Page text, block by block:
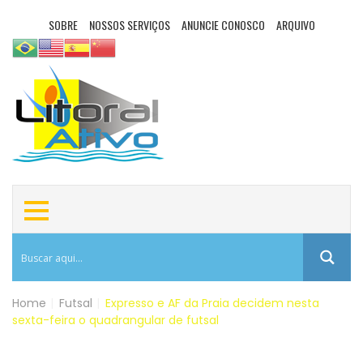
SOBRE NOSSOS SERVIÇOS ANUNCIE CONOSCO ARQUIVO
Home Futsal
Expresso e AF da Praia decidem nesta
sexta-feira o quadrangular de futsal